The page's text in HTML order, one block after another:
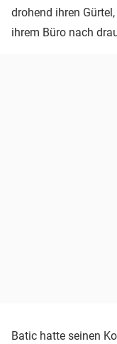
drohend ihren
ihrem Büro nach
Batic hatte seinen